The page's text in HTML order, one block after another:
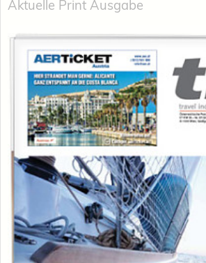
Aktuelle Print Ausgabe